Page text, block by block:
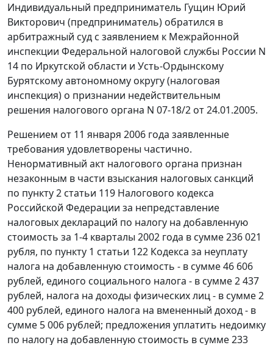
Индивидуальный предприниматель Гущин Юрий
Викторович (предприниматель) обратился в
арбитражный суд с заявлением к Межрайонной
инспекции Федеральной налоговой службы России N
14 по Иркутской области и Усть-Ордынскому
Бурятскому автономному округу (налоговая
инспекция) о признании недействительным
решения налогового органа N 07-18/2 от 24.01.2005.
Решением от 11 января 2006 года заявленные
требования удовлетворены частично.
Ненормативный акт налогового органа признан
незаконным в части взыскания налоговых санкций
по пункту 2 статьи 119 Налогового кодекса
Российской Федерации за непредставление
налоговых деклараций по налогу на добавленную
стоимость за 1-4 кварталы 2002 года в сумме 236 021
рубля, по пункту 1 статьи 122 Кодекса за неуплату
налога на добавленную стоимость - в сумме 46 606
рублей, единого социального налога - в сумме 2 437
рублей, налога на доходы физических лиц - в сумме 2
400 рублей, единого налога на вмененный доход - в
сумме 5 006 рублей; предложения уплатить недоимку
по налогу на добавленную стоимость в сумме 233